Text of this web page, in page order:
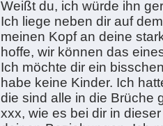
Weißt du, ich würde ihn
Ich liege neben dir auf
meinen Kopf an deine
hoffe, wir können das
Ich möchte dir ein
habe keine Kinder. Ich
die sind alle in die Brüche
xxx, wie es bei dir in